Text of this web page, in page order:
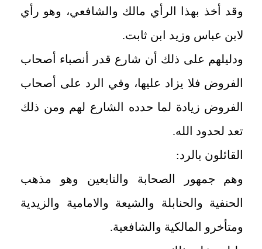
وقد أخذ بهذا الرأي مالك والشافعي، وهو رأي
لابن عباس وزيد ابن ثابت.
ودليلهم على ذلك أن شارع قدر أنصباء أصحاب
الفروض فلا يزاد عليها، وفي الرد على أصحاب
الفروض زيادة لما حدده الشارع لهم ومن ذلك
تعد لحدود الله.
القائلون بالرد:
وهم جمهور الصحابة والتابعين وهو مذهب
الحنفية والحنابلة والشيعة والامامية والزيدية
ومتأخرو المالكية والشافعية.